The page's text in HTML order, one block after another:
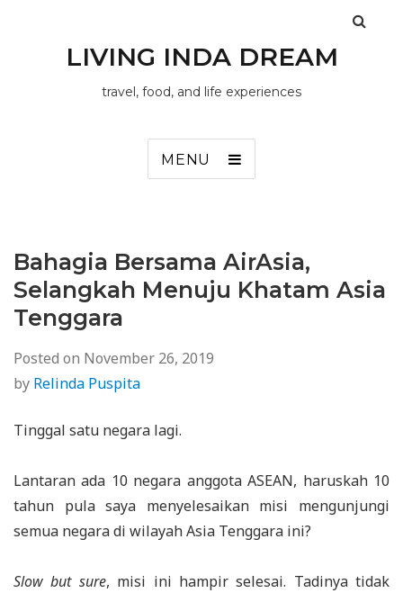
LIVING INDA DREAM
travel, food, and life experiences
MENU
Bahagia Bersama AirAsia,
Selangkah Menuju Khatam Asia
Tenggara
Posted on November 26, 2019
by Relinda Puspita
Tinggal satu negara lagi.
Lantaran ada 10 negara anggota ASEAN, haruskah 10
tahun pula saya menyelesaikan misi mengunjungi
semua negara di wilayah Asia Tenggara ini?
Slow but sure, misi ini hampir selesai. Tadinya tidak